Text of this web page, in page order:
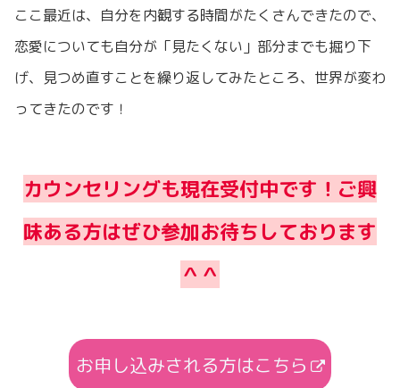
ここ最近は、自分を内観する時間がたくさんできたので、
恋愛についても自分が「見たくない」部分までも掘り下
げ、見つめ直すことを繰り返してみたところ、世界が変わ
ってきたのです！
カウンセリングも現在受付中です！ご興
味ある方はぜひ参加お待ちしております
＾＾
お申し込みされる方はこちら